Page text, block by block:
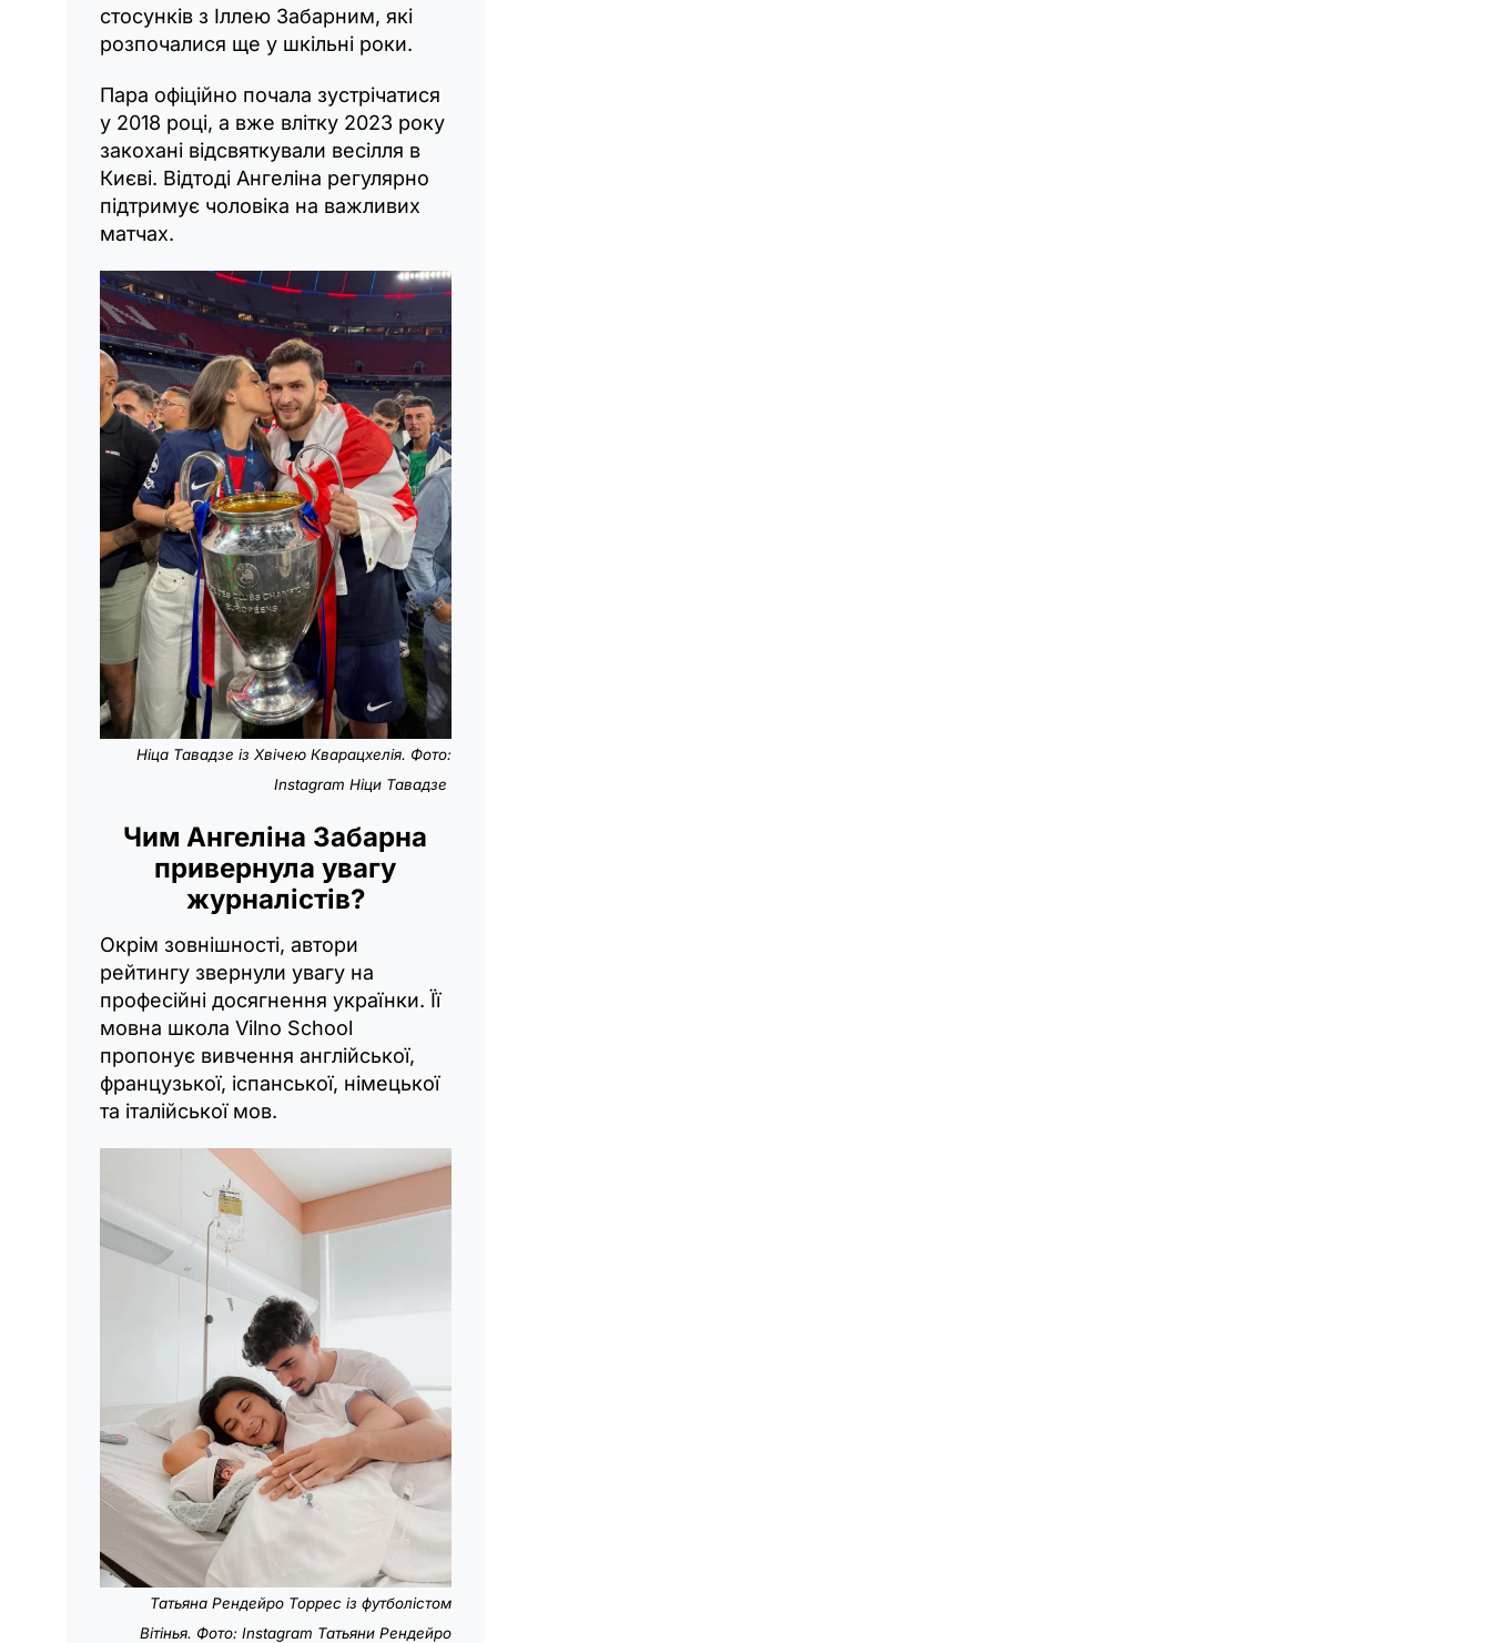
стосунків з Іллею Забарним, які
розпочалися ще у шкільні роки.
Пара офіційно почала зустрічатися
у 2018 році, а вже влітку 2023 року
закохані відсвяткували весілля в
Києві. Відтоді Ангеліна регулярно
підтримує чоловіка на важливих
матчах.
Ніца Тавадзе із Хвічею Кварацхелія. Фото:
Instagram Ніци Тавадзе
Чим Ангеліна Забарна
привернула увагу
журналістів?
Окрім зовнішності, автори
рейтингу звернули увагу на
професійні досягнення українки. Її
мовна школа Vilno School
пропонує вивчення англійської,
французької, іспанської, німецької
та італійської мов.
Татьяна Рендейро Торрес із футболістом
Вітінья. Фото: Instagram Татьяни Рендейро